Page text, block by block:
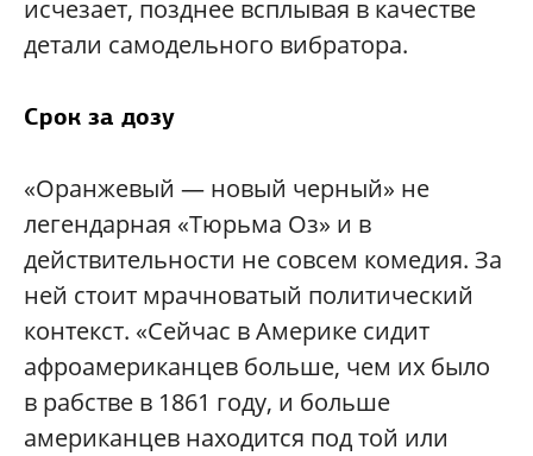
исчезает, позднее всплывая в качестве
детали самодельного вибратора.
Срок за дозу
«Оранжевый — новый черный» не
легендарная «Тюрьма Оз» и в
действительности не совсем комедия. За
ней стоит мрачноватый политический
контекст. «Сейчас в Америке сидит
афроамериканцев больше, чем их было
в рабстве в 1861 году, и больше
американцев находится под той или